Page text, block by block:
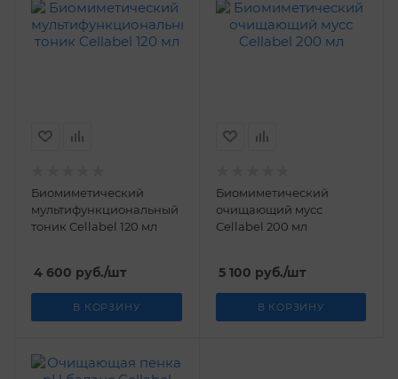
Биомиметический
мультифункциональный
тоник Cellabel 120 мл
4 600 руб./шт
В КОРЗИНУ
Биомиметический
очищающий мусс
Cellabel 200 мл
5 100 руб./шт
В КОРЗИНУ